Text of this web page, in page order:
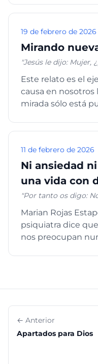
"Y hablaba Jehová a
cualquiera a su
19 de febrero de 2026
Mirando
"Jesús le dijo: Mujer,
Señor, si tú lo has
puesto, y yo lo
Volviéndose ella, le
Este relato es el
causa en nosotros
mirada sólo está
11 de febrero de 2026
Ni ansiedad
una vida con
"Por tanto os digo:
vuestro cuerpo, qué
más que el alimento,
vestido?... ¿Y quién
vestido, ¿por qué os
vistió así como uno
qué vestiremos?
estas cosas; pero
27-29, 31-32
Marian Rojas
psiquiatra dice
nos preocupan
← Anterior
Apartados para Dios